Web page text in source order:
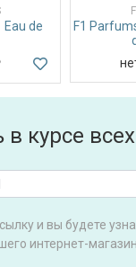
Eau de
F1
курсе
и вы будете
интернет-